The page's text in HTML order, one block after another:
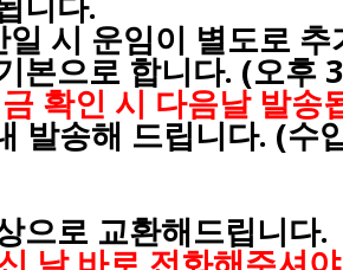
시 운임이 별도로 추
으로 합니다. (오후
확인 시 다음날 발송
발송해 드립니다. (수
으로 교환해드립니다.